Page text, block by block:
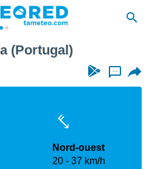
(Portugal)
...
Nord-ouest
20
37 km/h